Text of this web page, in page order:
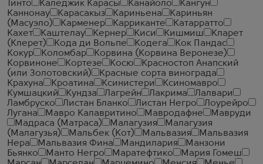
Тинто
Каледжик Карасы Канайоло
Кангун
Каннонау
Карасакыз Кариньена
Кариньян
(Масуэло)
Карменер Карриканте
Катарратто
Кахет
Каштелау Кернер Киси Кишмиш
Кларет
(Клерет)
Кода ди Вольпе Кодега
Кок Пандас
Кокур
Коломбар
Корвина (Корвина Веронезе)
Корвиноне
Кортезе Косю
Красностоп Анапский
(или Золотовский)
Красные сорта винограда
Крахуна
Кроатина Ксинистери
Ксиномавро
Кумшацкий
Кундза Лагрейн Лакрима
Лалвари
Ламбруско
Листан Бланко Листан Негро
Лоурейро
Лугана
Мавро Калавритино Мавродафне
Мавруди
Мадраса (Матраса)
Малагузия
Малагузия
(Малагузья)
Мальбек (Кот) Мальвазия
Мальвазия
Нера
Мальвазия Фина Мандилария
Манзони
Бьянко
Манто Негро Маратефтико
Мария Гомеш